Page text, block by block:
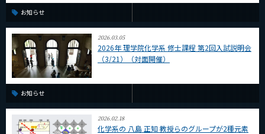
お知らせ
2026.03.05
2026年 理学院化学系 修士課程 第2回入試説明会
（3/21）（対面開催）
お知らせ
2026.02.18
化学系の 八島 正知 教授らのグループが2種元素